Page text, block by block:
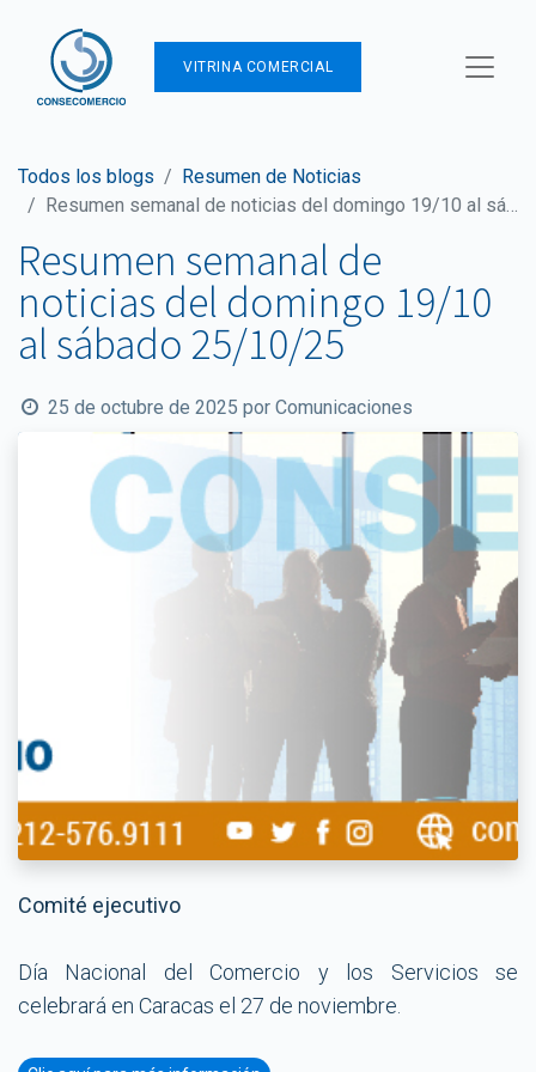
VITRINA COMERCIAL
Todos los blogs
Resumen de Noticias
Resumen semanal de noticias del domingo 19/10 al sábado 25/10/25
Resumen semanal de
noticias del domingo 19/10
al sábado 25/10/25
25 de octubre de 2025 por Comunicaciones
Comité ejecutivo
Día Nacional del Comercio y los Servicios se
celebrará en Caracas el 27 de noviembre.